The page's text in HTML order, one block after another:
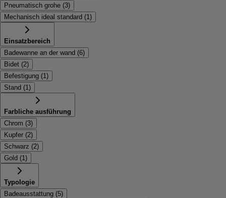
Pneumatisch grohe (3)
Mechanisch ideal standard (1)
Einsatzbereich
Badewanne an der wand (6)
Bidet (2)
Befestigung (1)
Stand (1)
Farbliche ausführung
Chrom (3)
Kupfer (2)
Schwarz (2)
Gold (1)
Typologie
Badeausstattung (5)